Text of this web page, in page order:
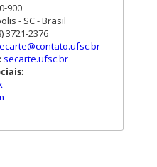
900
- SC - Brasil
3721-2376
secarte.ufsc.br